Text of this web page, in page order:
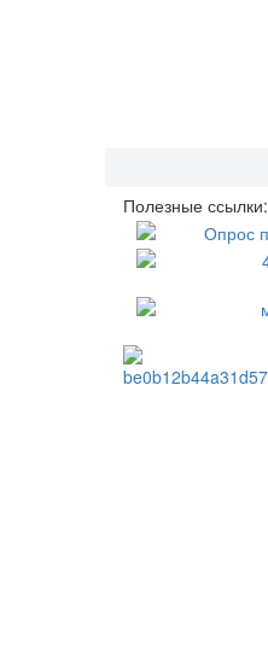
Полезные ссылки: